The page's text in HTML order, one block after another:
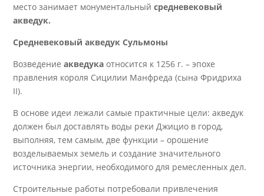
место занимает монументальныйсредневековый
акведук.
Средневековый акведук Сульмоны
Возведениеакведука относится к 1256 г. – эпохе
правления короля Сицилии Манфреда (сына Фридриха
II).
В основе идеи лежали самые практичные цели: акведук
должен был доставлять воды реки Джицио в город,
выполняя, тем самым, две функции – орошение
возделываемых земель и создание значительного
источника энергии, необходимого для ремесленных дел.
Строительные работы потребовали привлечения